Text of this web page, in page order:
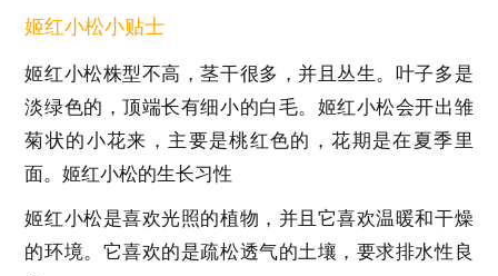
姬红小松小贴士
姬红小松株型不高，茎干很多，并且丛生。叶子多是
淡绿色的，顶端长有细小的白毛。姬红小松会开出雏
菊状的小花来，主要是桃红色的，花期是在夏季里
面。姬红小松的生长习性
姬红小松是喜欢光照的植物，并且它喜欢温暖和干燥
的环境。它喜欢的是疏松透气的土壤，要求排水性良